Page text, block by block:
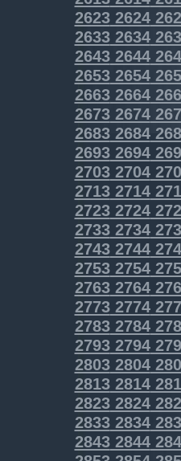
26232624
26332634
26432644
26532654
26632664
26732674
26832684
26932694
27032704
27132714
27232724
27332734
27432744
27532754
27632764
27732774
27832784
27932794
28032804
28132814
28232824
28332834
28432844